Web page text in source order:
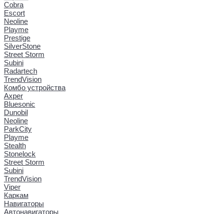
Cobra
Escort
Neoline
Playme
Prestige
SilverStone
Street Storm
Subini
Radartech
TrendVision
Комбо устройства
Axper
Bluesonic
Dunobil
Neoline
ParkCity
Playme
Stealth
Stonelock
Street Storm
Subini
TrendVision
Viper
Каркам
Навигаторы
Автонавигаторы